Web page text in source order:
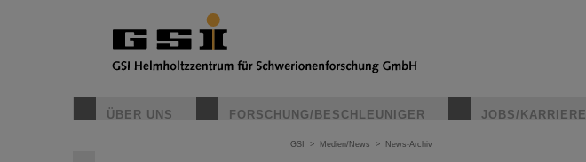
ÜBER UNS FORSCHUNG/BESCHLEUNIGER JOBS/KARRIERE
GSI > Medien/News > News-Archiv